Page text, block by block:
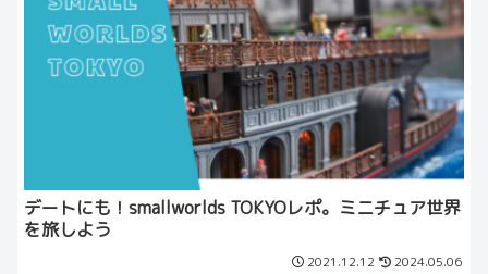
デートにも！smallworlds TOKYOレポ。ミニチュア世界
を旅しよう
2021.12.12 2024.05.06